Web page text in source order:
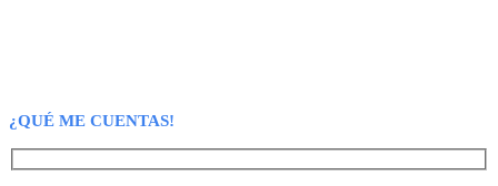
¿QUÉ ME CUENTAS!